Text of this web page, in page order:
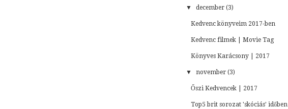
▼ december (3)
Kedvenc könyveim 2017-ben
Kedvenc filmek | Movie Tag
Könyves Karácsony | 2017
▼ november (3)
Őszi Kedvencek | 2017
Top5 brit sorozat 'skóciás' időben